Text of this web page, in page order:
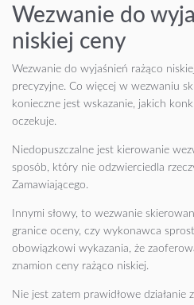
Wezwanie do
niskiej ceny
Wezwanie do wyjaśnień rażąco
precyzyjne. Co więcej w wezwaniu
konieczne jest wskazanie, jakich
oczekuje.
Niedopuszczalne jest kierowanie
sposób, który nie odzwierciedla
Zamawiającego.
Innymi słowy, to wezwanie
granice oceny, czy wykonawca
obowiązkowi wykazania, że
znamion ceny rażąco niskiej.
Nie jest zatem prawidłowe działanie